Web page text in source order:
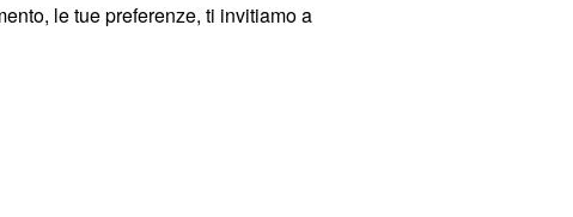
le tue preferenze, ti invitiamo a